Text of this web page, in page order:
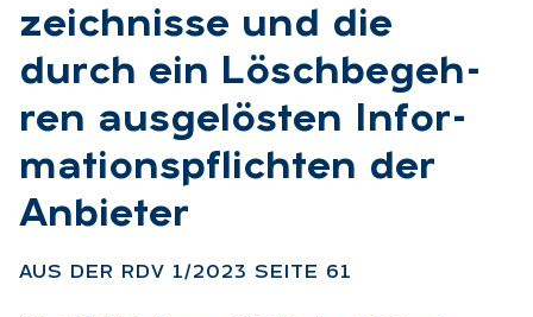
zeich­nis­se und die
durch ein Lösch­be­geh­
ren aus­ge­lös­ten In­for­
ma­ti­ons­pflich­ten der
An­bie­ter
AUS DER RDV 1/2023 SEI­TE 61